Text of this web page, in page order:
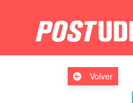
Volver